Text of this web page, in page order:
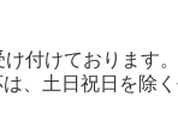
付けております。
、土日祝日を除